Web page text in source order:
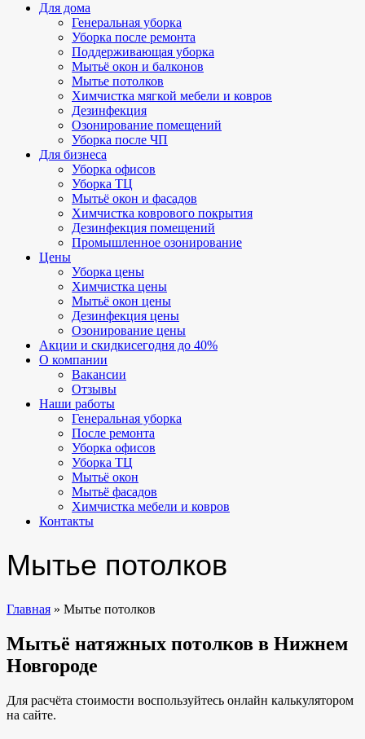
Для дома
Генеральная уборка
Уборка после ремонта
Поддерживающая уборка
Мытьё окон и балконов
Мытье потолков
Химчистка мягкой мебели и ковров
Дезинфекция
Озонирование помещений
Уборка после ЧП
Для бизнеса
Уборка офисов
Уборка ТЦ
Мытьё окон и фасадов
Химчистка коврового покрытия
Дезинфекция помещений
Промышленное озонирование
Цены
Уборка цены
Химчистка цены
Мытьё окон цены
Дезинфекция цены
Озонирование цены
Акции и скидкисегодня до 40%
О компании
Вакансии
Отзывы
Наши работы
Генеральная уборка
После ремонта
Уборка офисов
Уборка ТЦ
Мытьё окон
Мытьё фасадов
Химчистка мебели и ковров
Контакты
Мытье потолков
Главная » Мытье потолков
Мытьё натяжных потолков в Нижнем
Новгороде
Для расчёта стоимости воспользуйтесь онлайн калькулятором
на сайте.